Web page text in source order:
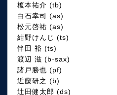
榎本祐介 (tb)
白石幸司 (as)
松元啓祐 (as)
紺野けんじ (ts)
伴田 裕 (ts)
渡辺 滋 (b-sax)
諸戸勝也 (pf)
近藤研之 (b)
辻田健太郎 (ds)